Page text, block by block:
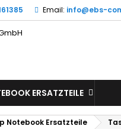
Email: info@ebs-
ERSATZTEILE
Notebook Ersatzteile